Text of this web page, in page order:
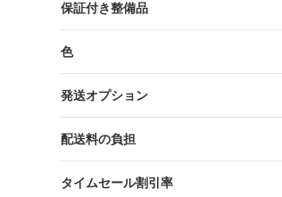
保証付き整備品
色
発送オプション
配送料の負担
タイムセール割引率